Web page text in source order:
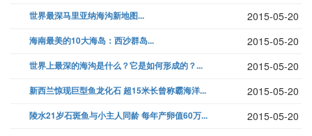
世界最深马里亚纳海沟新地图... 2015-05-20
海南最美的10大海岛：西沙群岛... 2015-05-20
世界上最深的海沟是什么？它是如何形成的？... 2015-05-20
新西兰惊现巨型鱼龙化石 超15米长曾称霸海洋... 2015-05-20
陵水21岁石斑鱼与小主人同龄 每年产卵值60万... 2015-05-20